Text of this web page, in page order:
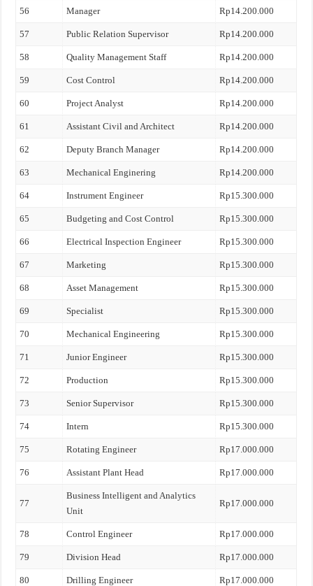
56 Manager Rp14.200.000
57 Public Relation Supervisor Rp14.200.000
58 Quality Management Staff Rp14.200.000
59 Cost Control Rp14.200.000
60 Project Analyst Rp14.200.000
61 Assistant Civil and Architect Rp14.200.000
62 Deputy Branch Manager Rp14.200.000
63 Mechanical Enginering Rp14.200.000
64 Instrument Engineer Rp15.300.000
65 Budgeting and Cost Control Rp15.300.000
66 Electrical Inspection Engineer Rp15.300.000
67 Marketing Rp15.300.000
68 Asset Management Rp15.300.000
69 Specialist Rp15.300.000
70 Mechanical Engineering Rp15.300.000
71 Junior Engineer Rp15.300.000
72 Production Rp15.300.000
73 Senior Supervisor Rp15.300.000
74 Intern Rp15.300.000
75 Rotating Engineer Rp17.000.000
76 Assistant Plant Head Rp17.000.000
77
Business Intelligent and Analytics
Unit
Rp17.000.000
78 Control Engineer Rp17.000.000
79 Division Head Rp17.000.000
80 Drilling Engineer Rp17.000.000